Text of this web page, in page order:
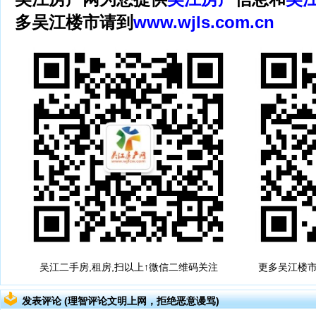
多吴江楼市请到www.wjls.com.cn
吴江二手房,租房,扫以上↑微信二维码关注 更多吴江楼
发表评论 (理智评论文明上网，拒绝恶意谩骂)